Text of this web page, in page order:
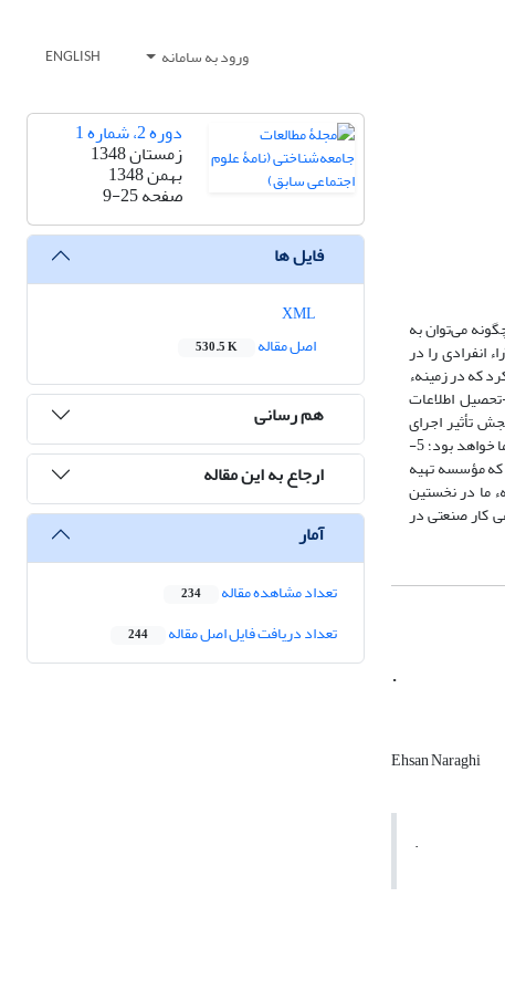
ورود به سامانه ENGLISH
می‌توان‌ به
انفرادی‌ را در
که در زمینهء
و اجتماعی روستاهای ایران به تحقیق بپردازد. به عبارت دیگر،هدف تحقیقات انسانشناسی مؤسسه‌ را می‌توان به شرح ذیل خلاصه نمود: 1-تحصیل اطلاعات
اطلاعات برای ارزیابی و سنجش تأثیر اجرای
برنامه‌های رشد و مناطق ایلی؛ 4-پایه‌گذاری علم انسانشناسی با مفاهیم و نظریه‌های جدید،که احتمالا مددکار نسلهای آینده در پی‌گیری و توسعهء این علم در کشور ما خواهد بود؛ 5-
که مؤسسه تهیه
ما در نخستین
است از:1)مطالعهء شرایط روانی-اجتماعی کار صنعتی در
.
Ehsan Naraghi
.
دوره 2، شماره 1
زمستان 1348
بهمن 1348
صفحه9-25
فایل ها
اصل مقاله
530.5 K
هم رسانی
ارجاع به این مقاله
آمار
تعداد مشاهده مقاله 234
تعداد دریافت فایل اصل مقاله 244